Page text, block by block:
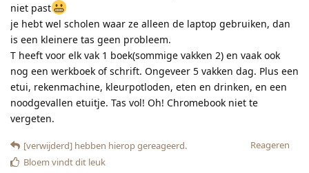
niet past
je hebt wel scholen waar ze alleen de laptop gebruiken, dan
is een kleinere tas geen probleem.
T heeft voor elk vak 1 boek(sommige vakken 2) en vaak ook
nog een werkboek of schrift. Ongeveer 5 vakken dag. Plus een
etui, rekenmachine, kleurpotloden, eten en drinken, en een
noodgevallen etuitje. Tas vol! Oh! Chromebook niet te
vergeten.
Reageren
[verwijderd] hebben hierop gereageerd.
Bloem vindt dit leuk